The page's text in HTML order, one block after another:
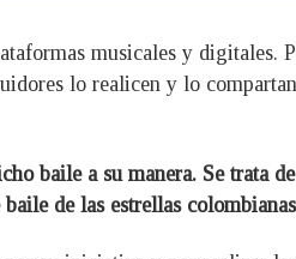
musicales y digitales.
lo realicen y lo
baile a su manera. Se trata
de las estrellas